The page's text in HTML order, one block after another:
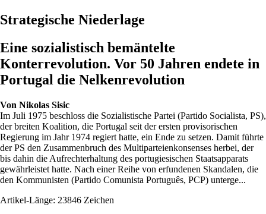
Strategische Niederlage
Eine sozialistisch bemäntelte
Konterrevolution. Vor 50 Jahren endete in
Portugal die Nelkenrevolution
Von Nikolas Sisic
Im Juli 1975 beschloss die Sozialistische Partei (Partido Socialista, PS),
der breiten Koalition, die Portugal seit der ersten provisorischen
Regierung im Jahr 1974 regiert hatte, ein Ende zu setzen. Damit führte
der PS den Zusammenbruch des Multiparteienkonsenses herbei, der
bis dahin die Aufrechterhaltung des portugiesischen Staatsapparats
gewährleistet hatte. Nach einer Reihe von erfundenen Skandalen, die
den Kommunisten (Partido Comunista Português, PCP) unterge...
Artikel-Länge: 23846 Zeichen